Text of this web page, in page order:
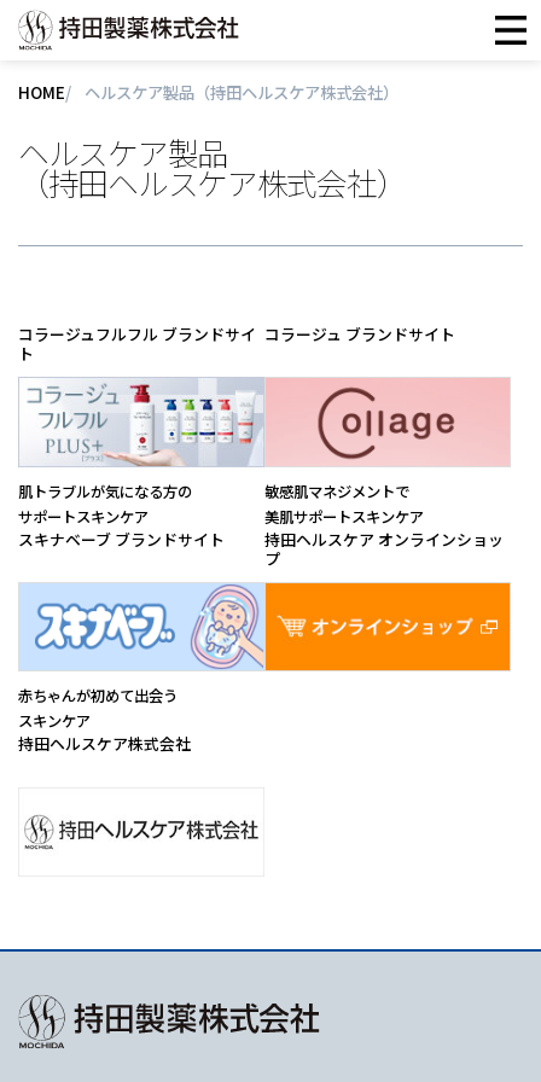
医薬品情報
HOME ヘルスケア製品（持田ヘルスケア株式会社）
ヘルスケア製品
（持田ヘルスケア株式会社）
肌トラブルが気になる方の
サポートスキンケア
敏感肌マネジメントで
美肌サポートスキンケア
赤ちゃんが初めて出会う
スキンケア